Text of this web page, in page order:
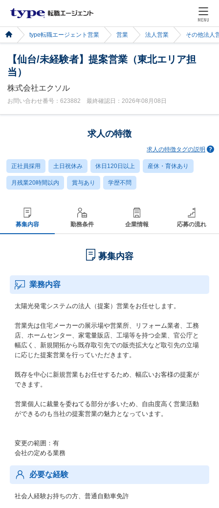
MENU
type転職エージェント営業 営業 法人営業 その他法人
【仙台/未経験者】提案営業（東北エリア担
当）
株式会社エクソル
お問い合わせ番号：623882 最終確認日：2026年08月08日
求人の特徴
求人の特徴タグの説明
正社員採用 土日祝休み 休日120日以上 産休・育休あり
月残業20時間以内 賞与あり 学歴不問
募集内容 勤務条件 企業情報 応募の流れ
募集内容
業務内容
太陽光発電システムの法人（提案）営業をお任せします。
営業先は住宅メーカーの展示場や営業所、リフォーム業者、工務
店、ホームセンター、家電量販店、工場等を持つ企業、官公庁と
幅広く、新規開拓から既存取引先での販売拡大など取引先の立場
に応じた提案営業を行っていただきます。
既存を中心に新規営業もお任せするため、幅広いお客様の提案が
できます。
営業個人に裁量を委ねてる部分が多いため、自由度高く営業活動
ができるのも当社の提案営業の魅力となっています。
変更の範囲：有
会社の定める業務
必要な経験
社会人経験お持ちの方、普通自動車免許